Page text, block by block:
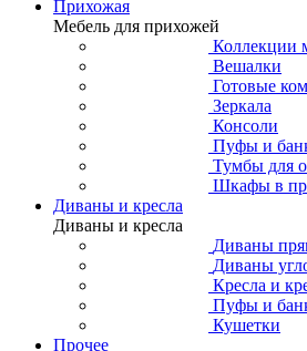
Прихожая
Мебель для прихожей
Коллекции
Вешалки
Готовые
Зеркала
Консоли
Пуфы и
Тумбы для
Шкафы в
Диваны и кресла
Диваны и кресла
Диваны
Диваны
Кресла и
Пуфы и
Кушетки
Прочее